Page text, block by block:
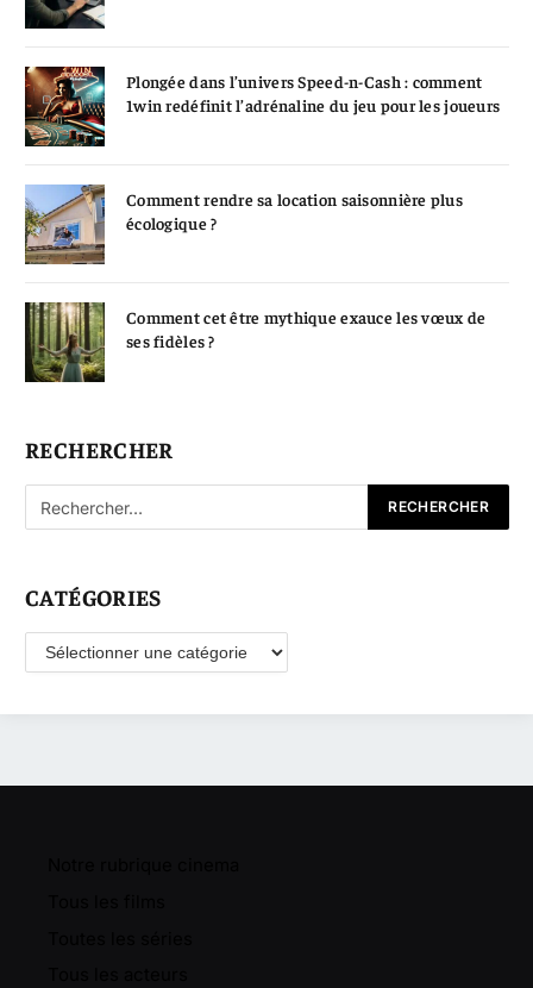
Plongée dans l’univers Speed-n-Cash : comment
1win redéfinit l’adrénaline du jeu pour les joueurs
Comment rendre sa location saisonnière plus
écologique ?
Comment cet être mythique exauce les vœux de
ses fidèles ?
RECHERCHER
CATÉGORIES
Catégories